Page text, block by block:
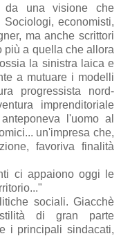
da una visione che
Sociologi, economisti,
ma anche scrittori
più a quella che allora
la sinistra laica e
a mutuare i modelli
progressista nord-
imprenditoriale
l'uomo al
un'impresa che,
favoriva finalità
ci appaiono oggi le
sociali. Giacchè
di gran parte
i principali sindacati,